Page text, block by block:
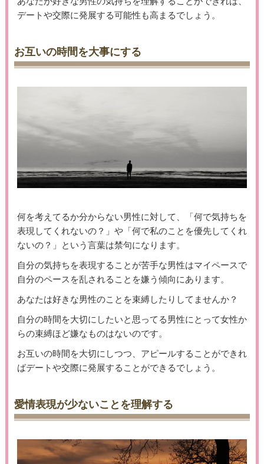
デートや交際に発展する可能性も高まるでしょう。
お互いの時間を大事にする
何を考えてるか分からない男性に対して、「何で気持ちを
表現してくれないの？」や「何で私のことを優先してくれ
ないの？」という言葉は禁句になります。
自分の気持ちを表現することが苦手な男性はマイペースで
自分のペースを乱されることを嫌う傾向にあります。
あなたは好きな男性のことを束縛したりしてませんか？
自分の時間を大切にしたいと思ってる男性にとって女性か
らの束縛ほど嫌なものはないのです。
お互いの時間を大切にしつつ、アピールすることができれ
ばデートや交際に発展することができるでしょう。
愛情表現が少ないことを理解する